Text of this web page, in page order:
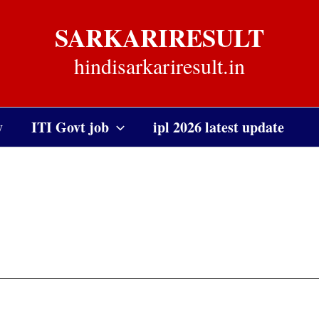
SARKARIRESULT
hindisarkariresult.in
ITI Govt job ipl 2026 latest update